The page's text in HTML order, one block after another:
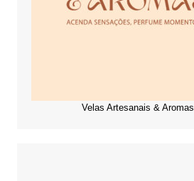
Velas Artesanais & Aromas